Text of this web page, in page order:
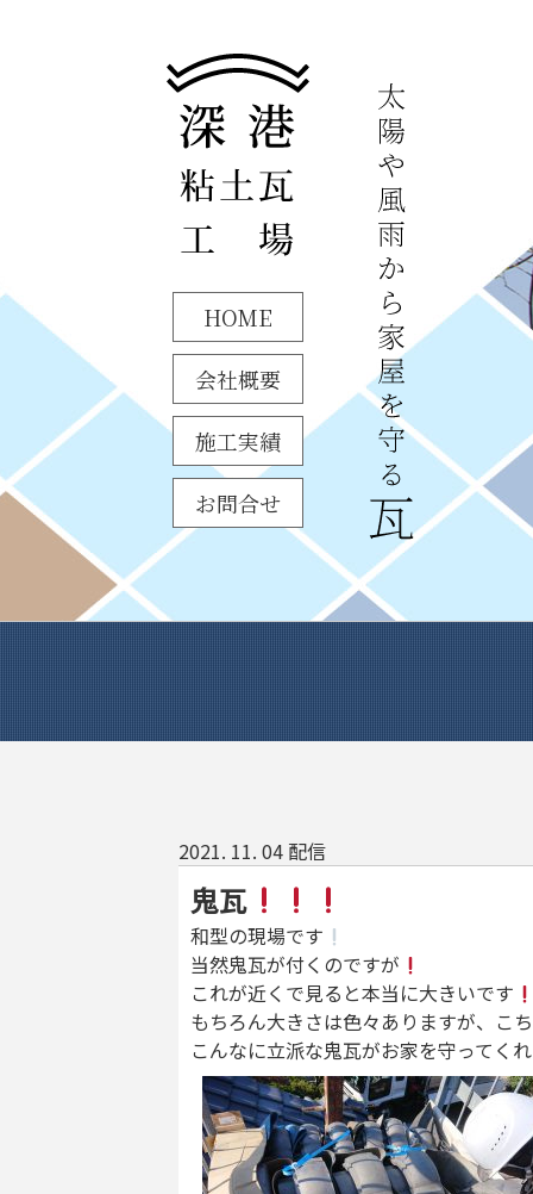
HOME
会社概要
施工実績
お問合せ
2021. 11. 04 配信
鬼瓦
和型の現場です
当然鬼瓦が付くのですが
これが近くで見ると本当に大きいです
もちろん大きさは色々ありますが、こ
こんなに立派な鬼瓦がお家を守ってく